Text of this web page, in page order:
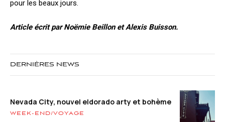
pour les beaux jours.
Article écrit par Noëmie Beillon et Alexis Buisson.
DERNIÈRES NEWS
Nevada City, nouvel eldorado arty et bohème
WEEK-END/VOYAGE